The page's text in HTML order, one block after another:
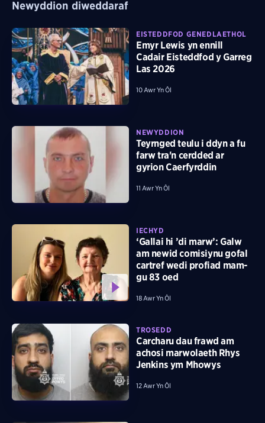
Newyddion diweddaraf
EISTEDDFOD GENEDLAETHOL
Emyr Lewis yn ennill
Cadair Eisteddfod y Garreg
Las 2026
10 Awr Yn Ôl
NEWYDDION
Teyrnged teulu i ddyn a fu
farw tra'n cerdded ar
gyrion Caerfyrddin
11 Awr Yn Ôl
IECHYD
‘Gallai hi ’di marw’: Galw
am newid comisiynu gofal
cartref wedi profiad mam-
gu 83 oed
18 Awr Yn Ôl
TROSEDD
Carcharu dau frawd am
achosi marwolaeth Rhys
Jenkins ym Mhowys
12 Awr Yn Ôl